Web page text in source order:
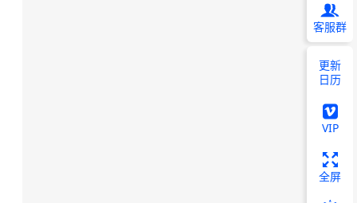
客服群
更新
日历
VIP
全屏